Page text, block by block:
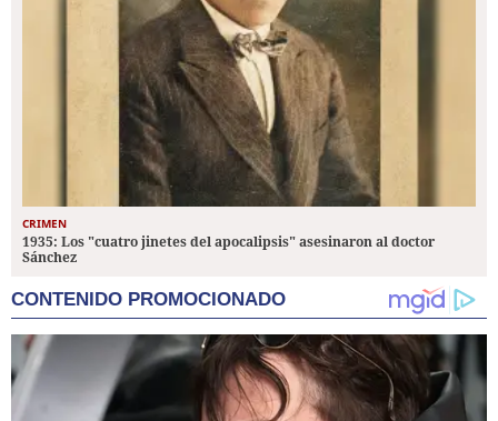
CRIMEN
1935: Los "cuatro jinetes del apocalipsis" asesinaron al doctor
Sánchez
CONTENIDO PROMOCIONADO